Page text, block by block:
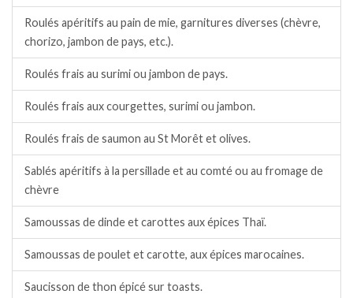
Roulés apéritifs au pain de mie, garnitures diverses (chèvre,
chorizo, jambon de pays, etc.).
Roulés frais au surimi ou jambon de pays.
Roulés frais aux courgettes, surimi ou jambon.
Roulés frais de saumon au St Morêt et olives.
Sablés apéritifs à la persillade et au comté ou au fromage de
chèvre
Samoussas de dinde et carottes aux épices Thaï.
Samoussas de poulet et carotte, aux épices marocaines.
Saucisson de thon épicé sur toasts.